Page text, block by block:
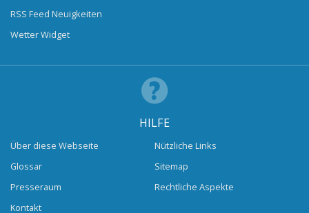
RSS Feed Neuigkeiten
Wetter Widget
HILFE
Über diese Webseite
Glossar
Presseraum
Kontakt
Nützliche Links
Sitemap
Rechtliche Aspekte